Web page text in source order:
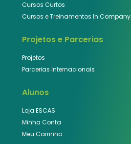
Cursos Curtos
Cursos e Treinamentos In Company
Projetos e Parcerias
Projetos
Parcerias Internacionais
Alunos
Loja ESCAS
Minha Conta
Meu Carrinho